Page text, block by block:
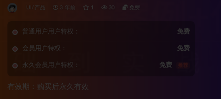
UI/产品 3 年前 1 30 免费
普通用户用户特权： 免费
会员用户特权： 免费
永久会员用户特权： 免费 推荐
有效期：购买后永久有效